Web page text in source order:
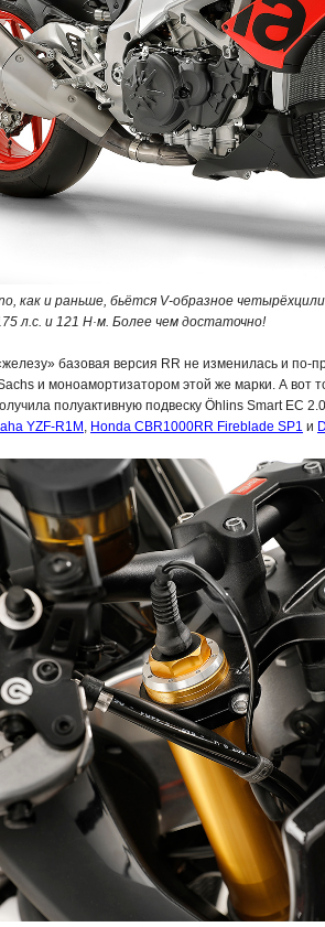
как и раньше, бьётся V-образное
л.с. и 121 Н·м. Более чем достаточно!
базовая версия RR не изменилась и
и моноамортизатором этой же марки. А вот
полуактивную подвеску Öhlins Smart EC
YZF-R1M , Honda CBR1000RR Fireblade SP1 и